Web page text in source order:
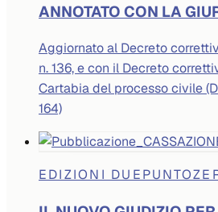
ANNOTATO CON LA
Aggiornato al Decreto
n. 136, e con il Decreto
Cartabia del processo civile
164)
EDIZIONI